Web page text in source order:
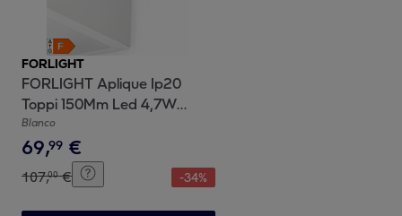
FORLIGHT
FORLIGHT Aplique Ip20
Toppi 150Mm Led 4,7W
3000K Blanco 399Lm
Blanco
69,99 €
107,00 € -34%